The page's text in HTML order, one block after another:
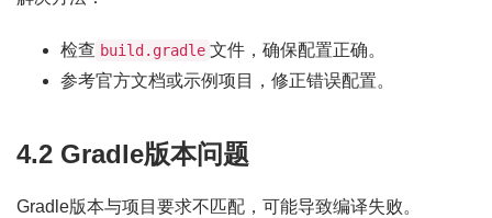
检查 build.gradle 文件，确保配置正确。
参考官方文档或示例项目，修正错误配置。
4.2 Gradle版本问题
Gradle版本与项目要求不匹配，可能导致编译失败。